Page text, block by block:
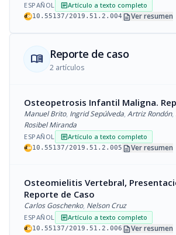
ESPAÑOL articleArtículo a texto completo
10.55137/2019.51.2.004 descriptionVer resumen
menu_book Reporte de caso
2 artículos
Osteopetrosis Infantil Maligna.
Manuel Brito, Ingrid Sepúlveda, Artriz Rondón,
Rosibel Miranda
ESPAÑOL articleArtículo a texto completo
10.55137/2019.51.2.005 descriptionVer resumen
Osteomielitis Vertebral,
Reporte de Caso
Carlos Goschenko, Nelson Cruz
ESPAÑOL articleArtículo a texto completo
10.55137/2019.51.2.006 descriptionVer resumen